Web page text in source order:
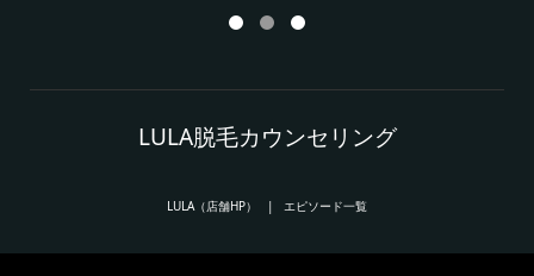
LULA脱毛カウンセリング
LULA（店舗HP） エピソード一覧